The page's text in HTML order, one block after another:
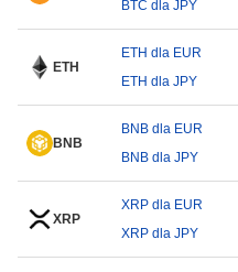
BTC dla JPY
ETH
ETH dla EUR
ETH dla JPY
BNB
BNB dla EUR
BNB dla JPY
XRP
XRP dla EUR
XRP dla JPY